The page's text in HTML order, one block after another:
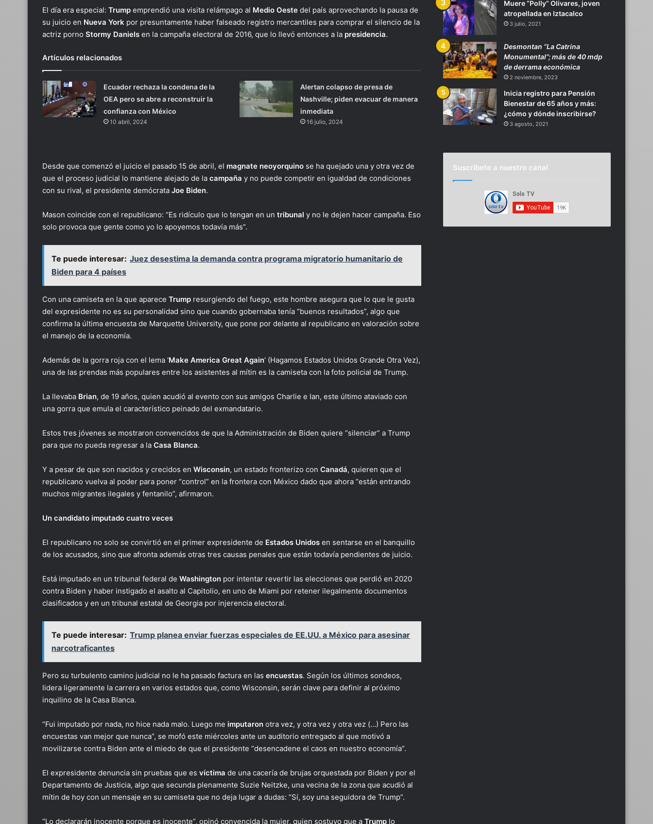
El día era especial: Trump emprendió una visita relámpago al Medio Oeste del país aprovechando la pausa de
su juicio en Nueva York por presuntamente haber falseado registro mercantiles para comprar el silencio de la
actriz porno Stormy Daniels en la campaña electoral de 2016, que lo llevó entonces a la presidencia.
Artículos relacionados
Ecuador rechaza la condena de la
OEA pero se abre a reconstruir la
confianza con México
10 abril, 2024
Alertan colapso de presa de
Nashville; piden evacuar de manera
inmediata
16 julio, 2024
Desde que comenzó el juicio el pasado 15 de abril, el magnate neoyorquino se ha quejado una y otra vez de
que el proceso judicial lo mantiene alejado de la campaña y no puede competir en igualdad de condiciones
con su rival, el presidente demócrata Joe Biden.
Mason coincide con el republicano: “Es ridículo que lo tengan en un tribunal y no le dejen hacer campaña. Eso
solo provoca que gente como yo lo apoyemos todavía más”.
Te puede interesar: Juez desestima la demanda contra programa migratorio humanitario de
Biden para 4 países
Con una camiseta en la que aparece Trump resurgiendo del fuego, este hombre asegura que lo que le gusta
del expresidente no es su personalidad sino que cuando gobernaba tenía “buenos resultados”, algo que
confirma la última encuesta de Marquette University, que pone por delante al republicano en valoración sobre
el manejo de la economía.
Además de la gorra roja con el lema ‘Make America Great Again‘ (Hagamos Estados Unidos Grande Otra Vez),
una de las prendas más populares entre los asistentes al mítin es la camiseta con la foto policial de Trump.
La llevaba Brian, de 19 años, quien acudió al evento con sus amigos Charlie e Ian, este último ataviado con
una gorra que emula el característico peinado del exmandatario.
Estos tres jóvenes se mostraron convencidos de que la Administración de Biden quiere “silenciar” a Trump
para que no pueda regresar a la Casa Blanca.
Y a pesar de que son nacidos y crecidos en Wisconsin, un estado fronterizo con Canadá, quieren que el
republicano vuelva al poder para poner “control” en la frontera con México dado que ahora “están entrando
muchos migrantes ilegales y fentanilo”, afirmaron.
Un candidato imputado cuatro veces
El republicano no solo se convirtió en el primer expresidente de Estados Unidos en sentarse en el banquillo
de los acusados, sino que afronta además otras tres causas penales que están todavía pendientes de juicio.
Está imputado en un tribunal federal de Washington por intentar revertir las elecciones que perdió en 2020
contra Biden y haber instigado el asalto al Capitolio, en uno de Miami por retener ilegalmente documentos
clasificados y en un tribunal estatal de Georgia por injerencia electoral.
Te puede interesar: Trump planea enviar fuerzas especiales de EE.UU. a México para asesinar
narcotraficantes
Pero su turbulento camino judicial no le ha pasado factura en las encuestas. Según los últimos sondeos,
lidera ligeramente la carrera en varios estados que, como Wisconsin, serán clave para definir al próximo
inquilino de la Casa Blanca.
“Fui imputado por nada, no hice nada malo. Luego me imputaron otra vez, y otra vez y otra vez (…) Pero las
encuestas van mejor que nunca”, se mofó este miércoles ante un auditorio entregado al que motivó a
movilizarse contra Biden ante el miedo de que el presidente “desencadene el caos en nuestro economía”.
El expresidente denuncia sin pruebas que es víctima de una cacería de brujas orquestada por Biden y por el
Departamento de Justicia, algo que secunda plenamente Suzie Neitzke, una vecina de la zona que acudió al
mítin de hoy con un mensaje en su camiseta que no deja lugar a dudas: “Sí, soy una seguidora de Trump”.
“Lo declararán inocente porque es inocente”, opinó convencida la mujer, quien sostuvo que a Trump lo
Muere “Polly” Olivares, joven
atropellada en Iztacalco
3 julio, 2021
Desmontan “La Catrina
Monumental”; más de 40 mdp
de derrama económica
2 noviembre, 2023
Inicia registro para Pensión
Bienestar de 65 años y más:
¿cómo y dónde inscribirse?
3 agosto, 2021
Suscríbete a nuestro canal